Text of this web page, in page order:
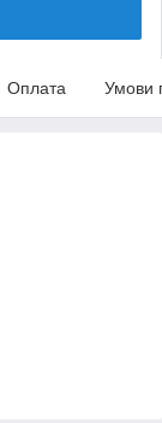
Оплата Умови